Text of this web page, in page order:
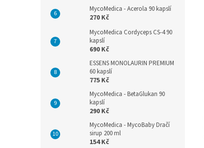
MycoMedica - Acerola 90 kapslí
270 Kč
MycoMedica Cordyceps CS-4 90
kapslí
690 Kč
ESSENS MONOLAURIN PREMIUM
60 kapslí
775 Kč
MycoMedica - BetaGlukan 90
kapslí
290 Kč
MycoMedica - MycoBaby Dračí
sirup 200 ml
154 Kč